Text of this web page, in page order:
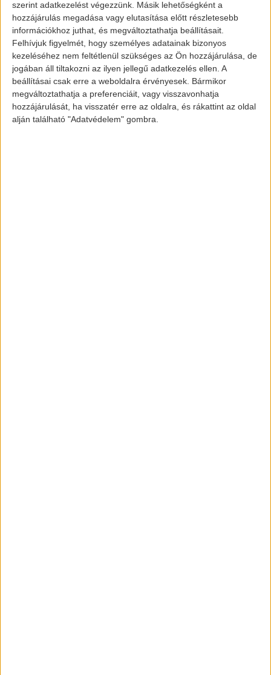
szerint adatkezelést végezzünk. Másik lehetőségként a
hozzájárulás megadása vagy elutasítása előtt részletesebb
információkhoz juthat, és megváltoztathatja beállításait.
Felhívjuk figyelmét, hogy személyes adatainak bizonyos
kezeléséhez nem feltétlenül szükséges az Ön hozzájárulása, de
jogában áll tiltakozni az ilyen jellegű adatkezelés ellen. A
beállításai csak erre a weboldalra érvényesek. Bármikor
megváltoztathatja a preferenciáit, vagy visszavonhatja
hozzájárulását, ha visszatér erre az oldalra, és rákattint az oldal
alján található "Adatvédelem" gombra.
sebessége sok tényezőtől függ, beleértve
például atöltési infrastruktúra
rendelkezésre állását. Az idén a Mercedes-
Benz négy új akkumulátoros elektromos
autót dob ​​piacra: EQA, EQS, EQB és EQE,
2022 végére pedig összesen hatot.
Emellett 2021-ben aMercedes-Benz Vans
bemutatja a „villamosított Citan és a T-